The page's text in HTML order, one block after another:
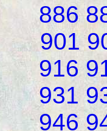
886
901
916
931
946